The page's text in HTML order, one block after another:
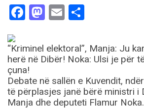
Facebook
Mastodon
Email
“Kriminel elektoral”, Manja: Ju
herë në Dibër! Noka: Ulsi je për
çuna!
Debate në sallën e Kuvendit,
të përplasjes janë bërë ministri i
Manja dhe deputeti Flamur Noka.